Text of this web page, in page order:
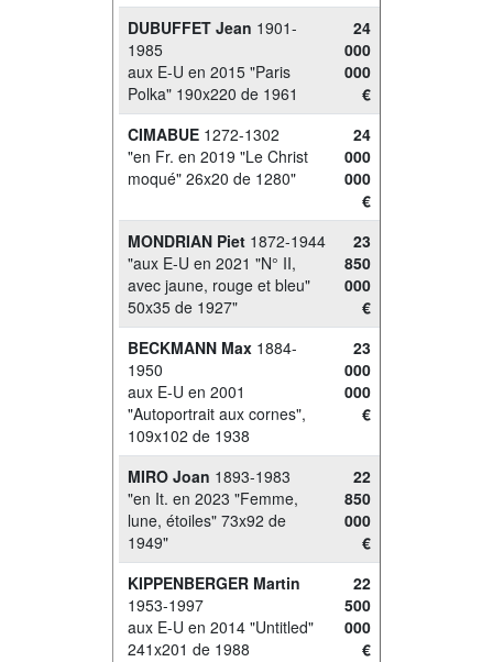
DUBUFFET Jean 1901-
1985
aux E-U en 2015 "Paris
Polka" 190x220 de 1961
24
000
000
€
CIMABUE 1272-1302
"en Fr. en 2019 "Le Christ
moqué" 26x20 de 1280"
24
000
000
€
MONDRIAN Piet 1872-1944
"aux E-U en 2021 "N° II,
avec jaune, rouge et bleu"
50x35 de 1927"
23
850
000
€
BECKMANN Max 1884-
1950
aux E-U en 2001
"Autoportrait aux cornes",
109x102 de 1938
23
000
000
€
MIRO Joan 1893-1983
"en It. en 2023 "Femme,
lune, étoiles" 73x92 de
1949"
22
850
000
€
KIPPENBERGER Martin
1953-1997
aux E-U en 2014 "Untitled"
241x201 de 1988
22
500
000
€